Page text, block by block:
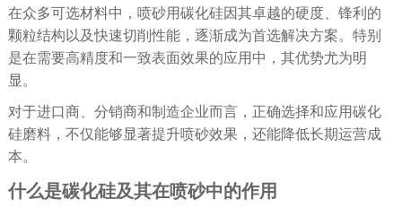
在众多可选材料中，喷砂用碳化硅因其卓越的硬度、锋利的
颗粒结构以及快速切削性能，逐渐成为首选解决方案。特别
是在需要高精度和一致表面效果的应用中，其优势尤为明
显。
对于进口商、分销商和制造企业而言，正确选择和应用碳化
硅磨料，不仅能够显著提升喷砂效果，还能降低长期运营成
本。
什么是碳化硅及其在喷砂中的作用